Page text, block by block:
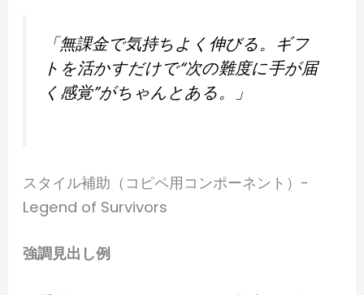
「無課金で気持ちよく伸びる。ギフ
トを活かすだけで“次の難度に手が届
く感覚”がちゃんとある。」
スタイル補助（コピペ用コンポーネント）-
Legend of Survivors
強調見出し例